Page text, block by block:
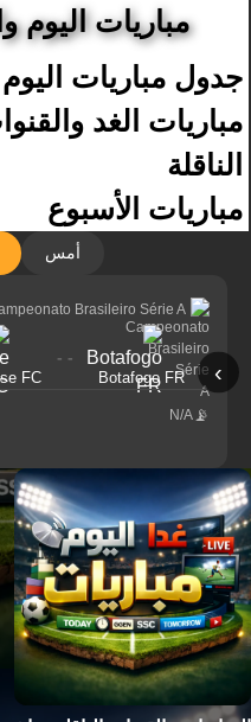
مباريات اليوم
جدول مباريات اليوم
مباريات الغد
الناقلة
مباريات الأسبوع
أمس
›
Brasileiro Série A
Botafogo FR
- -
FC
N/A